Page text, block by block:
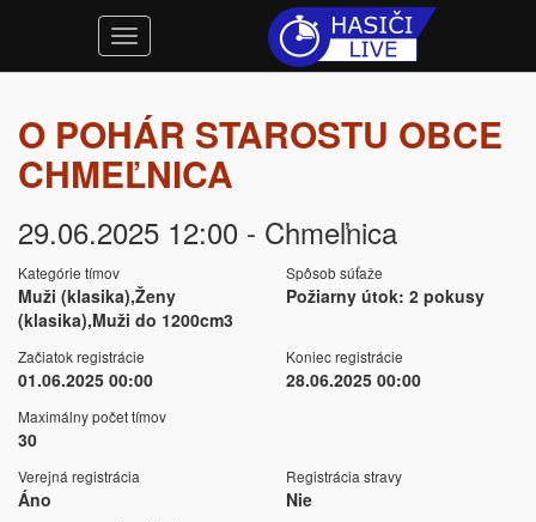
O POHÁR STAROSTU OBCE
CHMEĽNICA
29.06.2025 12:00 - Chmeľnica
Kategórie tímov
Muži (klasika),Ženy
(klasika),Muži do 1200cm3
Spôsob súťaže
Požiarny útok: 2 pokusy
Začiatok registrácie
01.06.2025 00:00
Koniec registrácie
28.06.2025 00:00
Maximálny počet tímov
30
Verejná registrácia
Áno
Registrácia stravy
Nie